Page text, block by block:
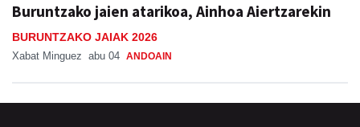
Buruntzako jaien atarikoa, Ainhoa Aiertzarekin
BURUNTZAKO JAIAK 2026
Xabat Minguez abu 04 ANDOAIN